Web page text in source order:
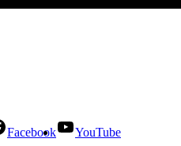
Facebook
YouTube